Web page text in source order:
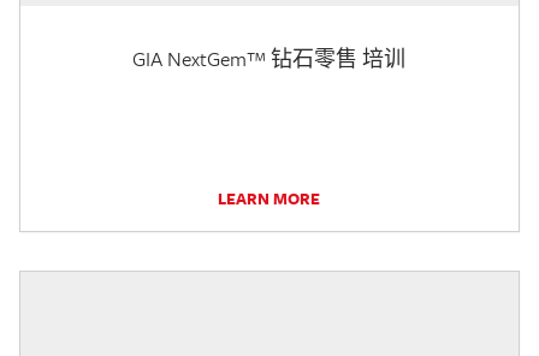
GIA NextGem™ 钻石零售 培训
LEARN MORE